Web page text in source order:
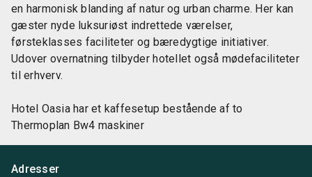
en harmonisk blanding af natur og urban charme. Her kan
gæster nyde luksuriøst indrettede værelser,
førsteklasses faciliteter og bæredygtige initiativer.
Udover overnatning tilbyder hotellet også mødefaciliteter
til erhverv.
Hotel Oasia har et kaffesetup bestående af to
Thermoplan Bw4 maskiner
Adresser